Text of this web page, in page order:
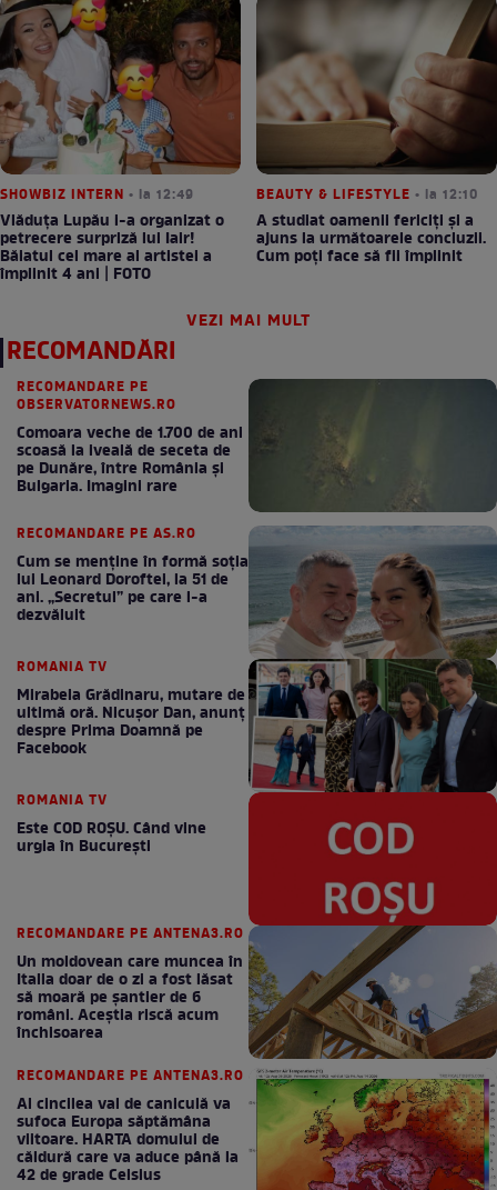
SHOWBIZ INTERN • la 12:49
Vlăduța Lupău i-a organizat o
petrecere surpriză lui Iair!
Băiatul cel mare al artistei a
împlinit 4 ani | FOTO
BEAUTY & LIFESTYLE • la 12:10
A studiat oamenii fericiți și a
ajuns la următoarele concluzii.
Cum poți face să fii împlinit
VEZI MAI MULT
RECOMANDĂRI
RECOMANDARE PE
OBSERVATORNEWS.RO
Comoara veche de 1.700 de ani
scoasă la iveală de seceta de
pe Dunăre, între România şi
Bulgaria. Imagini rare
RECOMANDARE PE AS.RO
Cum se menţine în formă soţia
lui Leonard Doroftei, la 51 de
ani. „Secretul” pe care l-a
dezvăluit
ROMANIA TV
Mirabela Grădinaru, mutare de
ultimă oră. Nicuşor Dan, anunţ
despre Prima Doamnă pe
Facebook
ROMANIA TV
Este COD ROŞU. Când vine
urgia în Bucureşti
RECOMANDARE PE ANTENA3.RO
Un moldovean care muncea în
Italia doar de o zi a fost lăsat
să moară pe şantier de 6
români. Aceștia riscă acum
închisoarea
RECOMANDARE PE ANTENA3.RO
Al cincilea val de caniculă va
sufoca Europa săptămâna
viitoare. HARTA domului de
căldură care va aduce până la
42 de grade Celsius